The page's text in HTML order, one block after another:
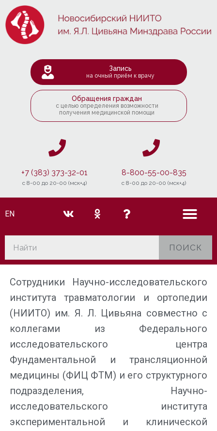
Запись
на очный приём к врачу
Обращения граждан
с целью определения возможности
получения медицинской помощи
+7 (383) 373-32-01
c 8-00 до 20-00 (мск+4)
8-800-55-00-835
c 8-00 до 20-00 (мск+4)
EN
ПОИСК
Сотрудники Научно-исследовательского
института травматологии и ортопедии
(НИИТО) им. Я. Л. Цивьяна совместно с
коллегами из Федерального
исследовательского центра
Фундаментальной и трансляционной
медицины (ФИЦ ФТМ) и его структурного
подразделения, Научно-
исследовательского института
экспериментальной и клинической